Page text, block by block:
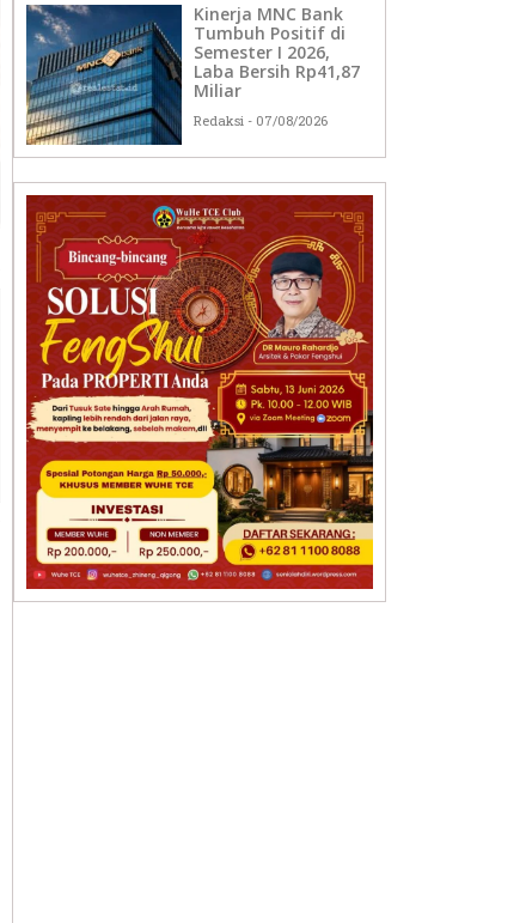
Kinerja MNC Bank
Tumbuh Positif di
Semester I 2026,
Laba Bersih Rp41,87
Miliar
Redaksi 07/08/2026